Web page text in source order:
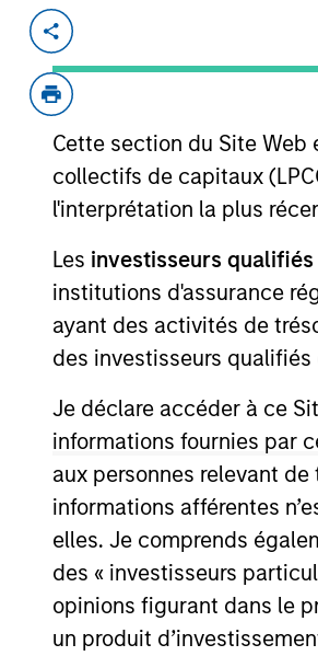
Cette section du Site
collectifs de capitaux
l'interprétation la plus
Les investisseurs qualifiés
institutions d'assurance
ayant des activités de
des investisseurs
Je déclare accéder à ce
informations fournies par
aux personnes relevant
informations afférentes
elles. Je comprends
des « investisseurs
opinions figurant dans le
un produit
May 2021
to gain control
cloud-based
market with the
and consumer
quality and
View Current
View Site
As of July 25, 2025.
resulted in positive
above are the
such owners. By
only as a
monitoring by us of
or your use of such